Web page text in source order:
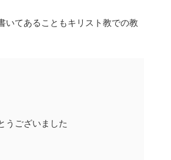
いてあることもキリスト教での教
うございました